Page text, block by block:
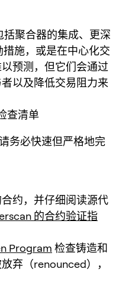
括聚合器的集成、更深
施，或是在中心化交
预测，但它们会通过
以及降低交易阻力来
查清单
务必快速但严格地完
约，并仔细阅读源代
的合约验证指
Program 检查铸造和
弃（renounced），